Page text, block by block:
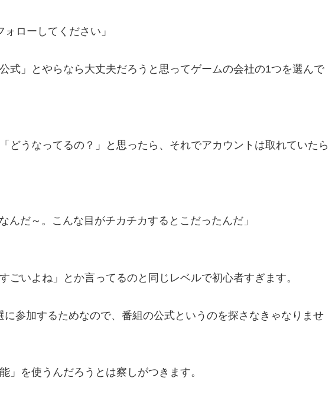
ォローしてください」
式」とやらなら大丈夫だろうと思ってゲームの会社の1つを選んで
どうなってるの？」と思ったら、それでアカウントは取れていたら
んだ～。こんな目がチカチカするとこだったんだ」
ごいよね」とか言ってるのと同じレベルで初心者すぎます。
参加するためなので、番組の公式というのを探さなきゃなりませ
」を使うんだろうとは察しがつきます。